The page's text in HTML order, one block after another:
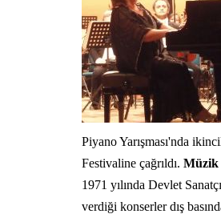
Piyano Yarışması'nda
Festivaline çağrıldı. Müzik
1971 yılında Devlet
verdiği konserler dış